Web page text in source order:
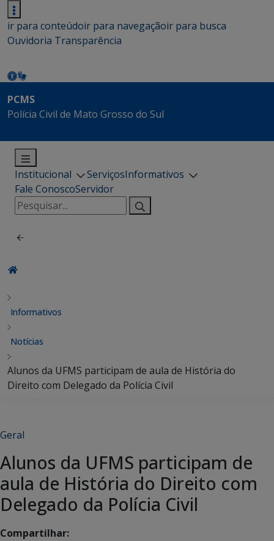
ir para conteúdoir para navegaçãoir para busca
Ouvidoria Transparência
PCMS
Polícia Civil de Mato Grosso do Sul
Institucional ServiçosInformativos
Fale ConoscoServidor
Pesquisar
por:
Informativos
Notícias
Alunos da UFMS participam de aula de História do
Direito com Delegado da Polícia Civil
Geral
Alunos da UFMS participam de
aula de História do Direito com
Delegado da Polícia Civil
Compartilhar: